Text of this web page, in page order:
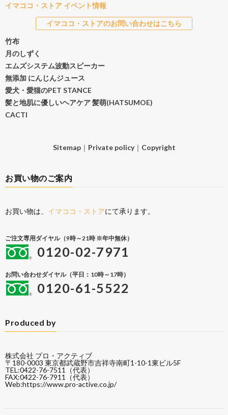
イマココ・ストア イベント情報
イマココ・ストアのお問い合わせはこちら
竹布
月のしずく
エムズシステム波動スピーカー
無添加 にんじんジュース
愛犬・愛猫のPET STANCE
髪と地肌に優しいヘアケア 髪萌(HATSUMOE)
CACTI
Sitemap｜ Private policy｜ Copyright
お買い物のご案内
お買い物は、 イマココ・ストアにて承ります。
ご注文専用ダイヤル（9時～21時 ※年中無休）
0120-02-7971
お問い合わせダイヤル（平日：10時～17時）
0120-61-5522
Produced by
株式会社 プロ・アクティブ
〒180-0003 東京都武蔵野市吉祥寺南町1-10-1東ビル5F
TEL:0422-76-7511（代表）
FAX:0422-76-7911（代表）
Web:https://www.pro-active.co.jp/